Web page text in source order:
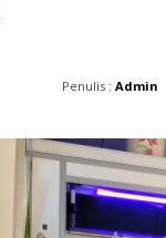
Penulis : Admin